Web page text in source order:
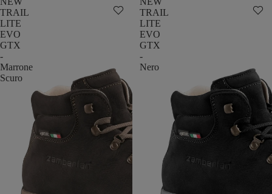
TRAIL
LITE
EVO
GTX
-
Marrone
Scuro
TRAIL
LITE
EVO
GTX
-
Nero